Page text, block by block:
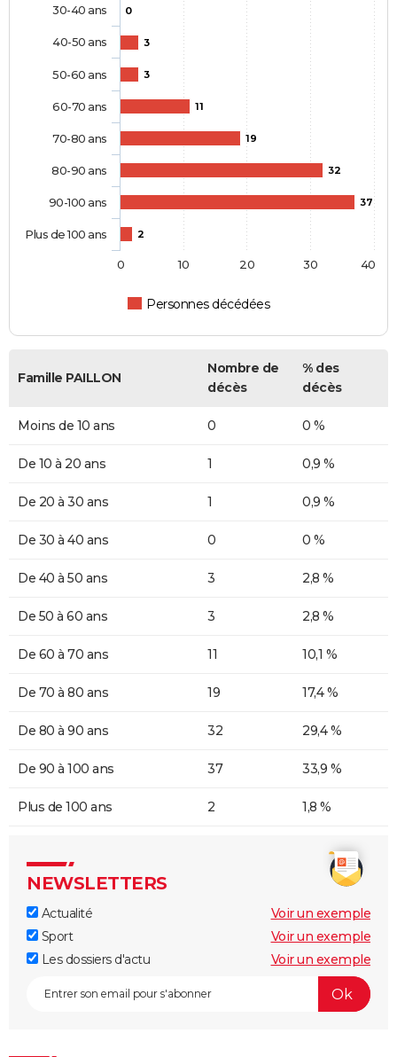
0
3
3
11
19
32
37
2
Personnes décédées
30-40 ans
40-50 ans
50-60 ans
60-70 ans
70-80 ans
80-90 ans
90-100 ans
Plus de 100 ans
0 10 20 30 40
Famille PAILLON
Nombre de
décès
% des
décès
Moins de 10 ans 0 0 %
De 10 à 20 ans 1 0,9 %
De 20 à 30 ans 1 0,9 %
De 30 à 40 ans 0 0 %
De 40 à 50 ans 3 2,8 %
De 50 à 60 ans 3 2,8 %
De 60 à 70 ans 11 10,1 %
De 70 à 80 ans 19 17,4 %
De 80 à 90 ans 32 29,4 %
De 90 à 100 ans 37 33,9 %
Plus de 100 ans 2 1,8 %
NEWSLETTERS
Actualité
Voir un exemple
Sport
Voir un exemple
Les dossiers d'actu
Voir un exemple